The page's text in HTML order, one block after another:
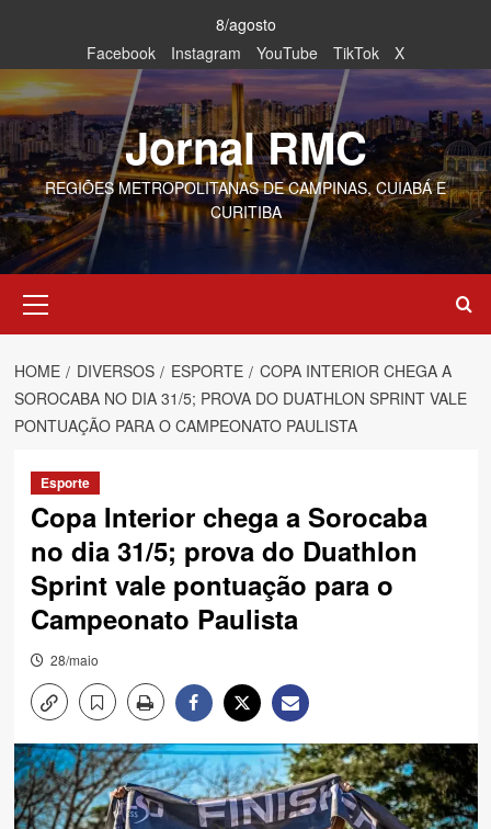
content
8/agosto
Facebook
Instagram YouTube TikTok X
Jornal RMC
REGIÕES METROPOLITANAS DE CAMPINAS, CUIABÁ E
CURITIBA
Menu
HOME DIVERSOS ESPORTE
COPA INTERIOR CHEGA A
SOROCABA NO DIA 31/5; PROVA DO DUATHLON SPRINT VALE
PONTUAÇÃO PARA O CAMPEONATO PAULISTA
Esporte
Copa Interior chega a Sorocaba
no dia 31/5; prova do Duathlon
Sprint vale pontuação para o
Campeonato Paulista
28/maio